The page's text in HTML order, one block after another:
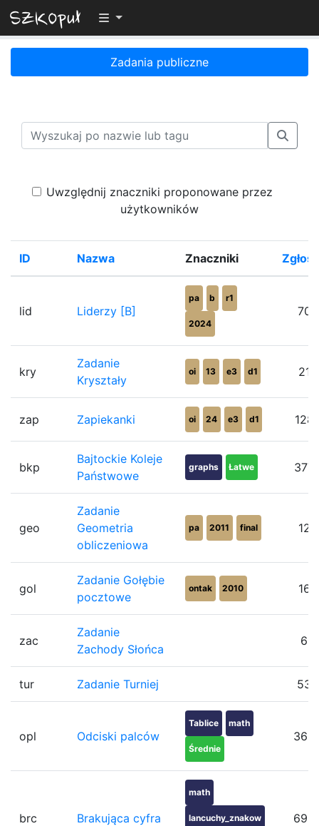
Przełącz widoczność menu
Zadania publiczne
Uwzględnij znaczniki proponowane przez
użytkowników
ID Nazwa Znaczniki
lid Liderzy [B]
pa b r1
2024
70
kry
Zadanie
Kryształy
oi 13 e3 d1 21
zap Zapiekanki oi 24 e3 d1 128
bkp
Bajtockie Koleje
Państwowe
graphs Łatwe 377
geo
Zadanie
Geometria
obliczeniowa
pa 2011 final 12
gol
Zadanie Gołębie
pocztowe
ontak 2010 16
zac
Zadanie
Zachody Słońca
6
tur Zadanie Turniej 53
opl Odciski palców
Tablice math
Średnie
369
brc Brakująca cyfra
math
lancuchy_znakow 692